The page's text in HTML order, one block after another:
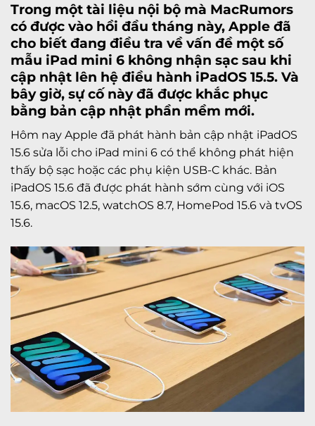
Trong một tài liệu nội bộ mà MacRumors
có được vào hồi đầu tháng này, Apple đã
cho biết đang điều tra về vấn đề một số
mẫu iPad mini 6 không nhận sạc sau khi
cập nhật lên hệ điều hành iPadOS 15.5. Và
bây giờ, sự cố này đã được khắc phục
bằng bản cập nhật phần mềm mới.
Hôm nay Apple đã phát hành bản cập nhật iPadOS
15.6 sửa lỗi cho iPad mini 6 có thể không phát hiện
thấy bộ sạc hoặc các phụ kiện USB-C khác. Bản
iPadOS 15.6 đã được phát hành sớm cùng với iOS
15.6, macOS 12.5, watchOS 8.7, HomePod 15.6 và tvOS
15.6.